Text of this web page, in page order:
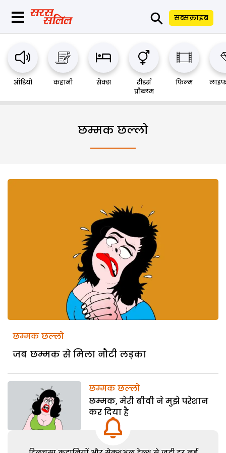
⚲ सब्सक्राइब
ऑडियो कहानी सेक्स
रीडर्स
प्रौब्लम
फिल्म
छम्मक छल्लो
छम्मक छल्लो
जब छम्मक से मिला नौटी लड़का
छम्मक छल्लो
छम्मक, मेरी बीवी ने मुझे परेशान
कर दिया है